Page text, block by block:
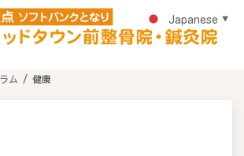
ム 健康
Japanese ▼